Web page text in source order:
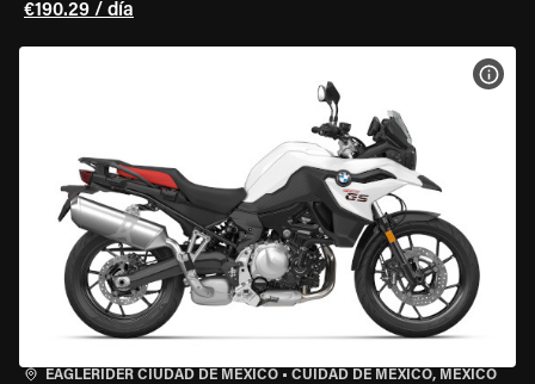
€190.29 / día
EAGLERIDER CIUDAD DE MÉXICO • CUIDAD DE MEXICO, MEXICO
VER